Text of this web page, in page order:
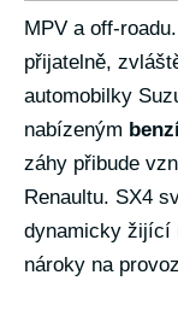
MPV a off-
přijatelně,
automobilky
nabízeným
záhy přibude
Renaultu. SX4
dynamicky žijící
nároky na